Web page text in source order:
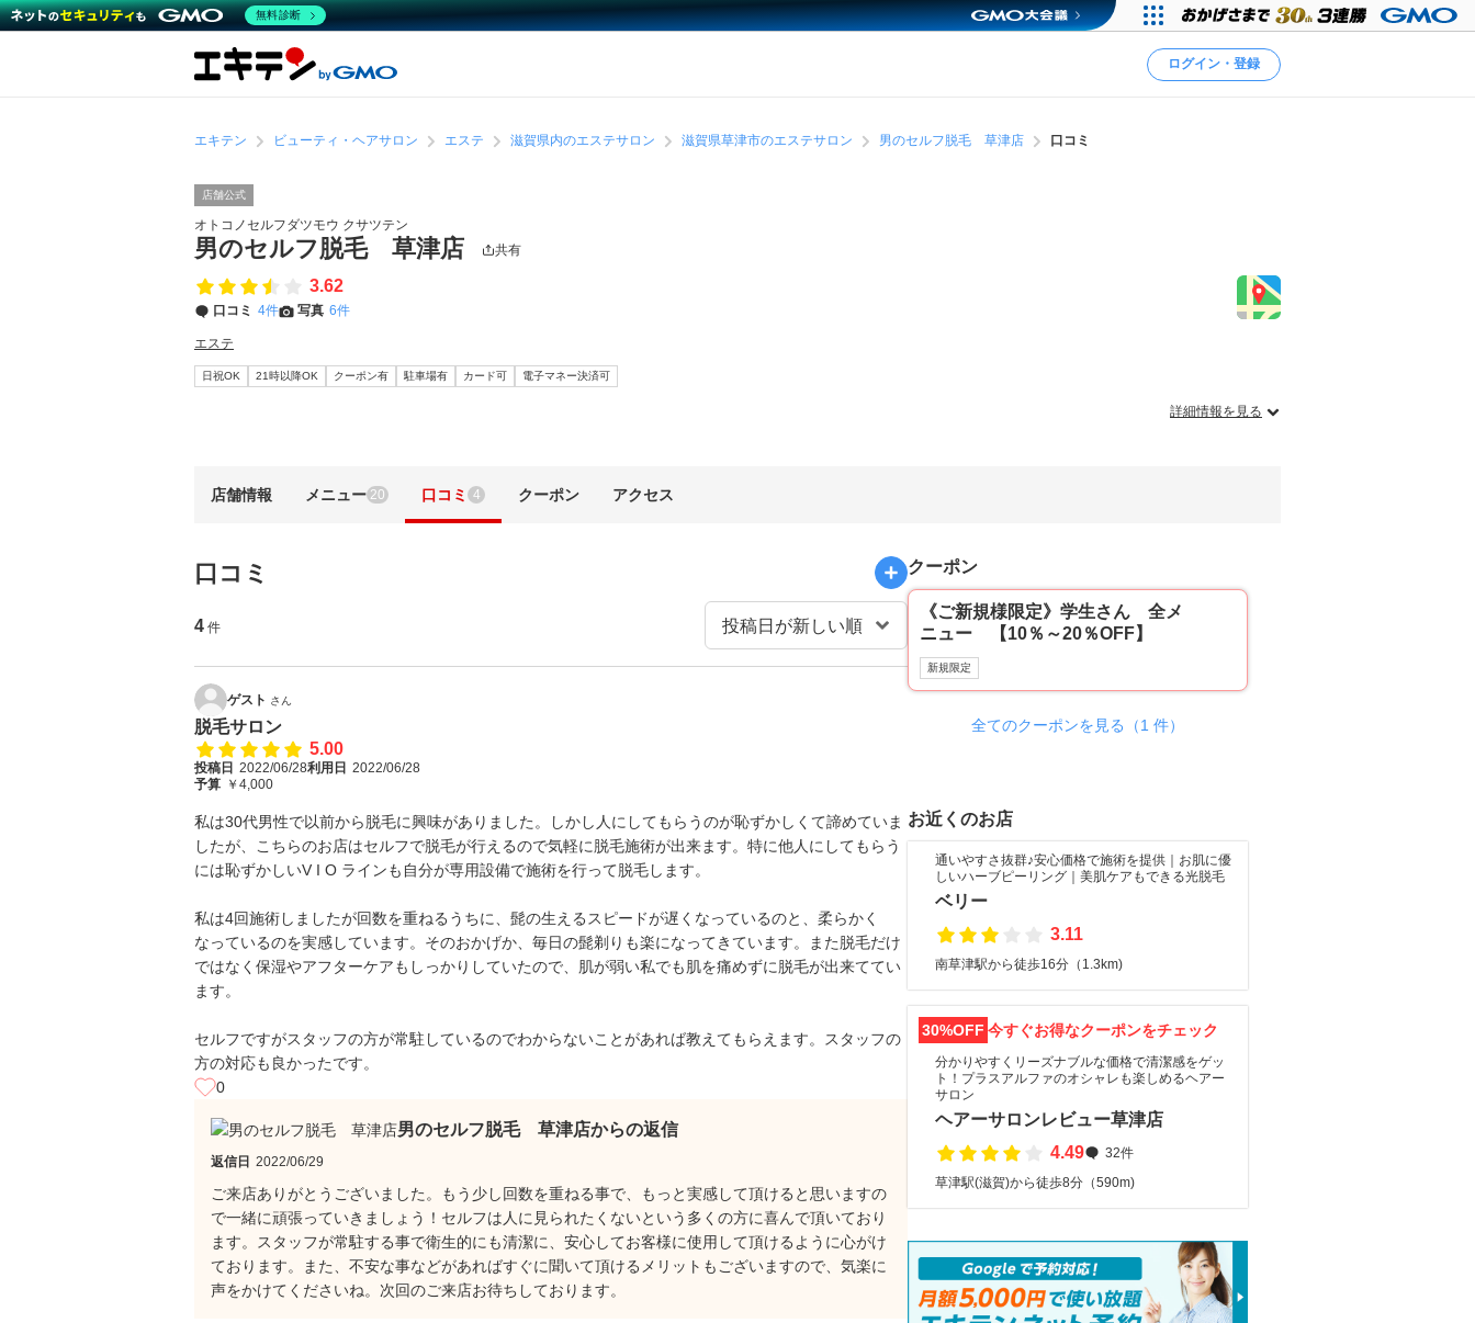
ログイン・登録
エキテン ビューティ・ヘアサロン エステ 滋賀県内のエステサロン 滋賀県草津市のエステサロン 男のセルフ脱毛 草津店 口コミ
店舗公式
オトコノセルフダツモウ クサツテン
男のセルフ脱毛 草津店 共有
3.62
口コミ 4件 写真 6件
エステ
日祝OK 21時以降OK クーポン有 駐車場有 カード可 電子マネー決済可
詳細情報を見る
店舗情報 メニュー 20 口コミ 4 クーポン アクセス
口コミ
4 件
ゲスト さん
脱毛サロン
5.00
投稿日 2022/06/28利用日 2022/06/28
予算 ￥4,000
私は30代男性で以前から脱毛に興味がありました。しかし人にしてもらうのが恥ずかしくて諦めていま
したが、こちらのお店はセルフで脱毛が行えるので気軽に脱毛施術が出来ます。特に他人にしてもらう
には恥ずかしいV I O ラインも自分が専用設備で施術を行って脱毛します。
私は4回施術しましたが回数を重ねるうちに、髭の生えるスピードが遅くなっているのと、柔らかく
なっているのを実感しています。そのおかげか、毎日の髭剃りも楽になってきています。また脱毛だけ
ではなく保湿やアフターケアもしっかりしていたので、肌が弱い私でも肌を痛めずに脱毛が出来ててい
ます。
セルフですがスタッフの方が常駐しているのでわからないことがあれば教えてもらえます。スタッフの
方の対応も良かったです。
0
男のセルフ脱毛 草津店からの返信
返信日 2022/06/29
ご来店ありがとうございました。もう少し回数を重ねる事で、もっと実感して頂けると思いますの
で一緒に頑張っていきましょう！セルフは人に見られたくないという多くの方に喜んで頂いており
ます。スタッフが常駐する事で衛生的にも清潔に、安心してお客様に使用して頂けるように心がけ
ております。また、不安な事などがあればすぐに聞いて頂けるメリットもございますので、気楽に
声をかけてくださいね。次回のご来店お待ちしております。
クーポン
《ご新規様限定》学生さん 全メ
ニュー 【10％～20％OFF】
新規限定
全てのクーポンを見る（1 件）
お近くのお店
通いやすさ抜群♪安心価格で施術を提供｜お肌に優
しいハーブピーリング｜美肌ケアもできる光脱毛
ベリー
3.11
南草津駅から徒歩16分（1.3km)
30%OFF 今すぐお得なクーポンをチェック
分かりやすくリーズナブルな価格で清潔感をゲッ
ト！プラスアルファのオシャレも楽しめるヘアー
サロン
ヘアーサロンレビュー草津店
4.49
32件
草津駅(滋賀)から徒歩8分（590m)
無料診断